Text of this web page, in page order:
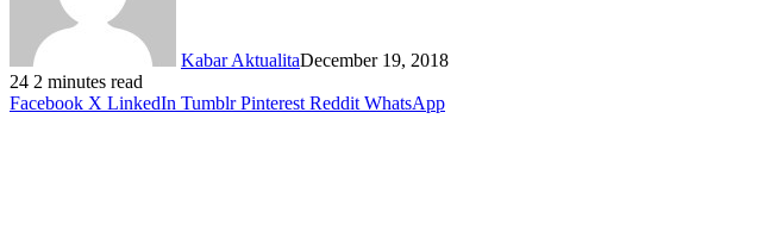
Kabar AktualitaDecember 19, 2018
24 2 minutes read
Facebook X LinkedIn Tumblr Pinterest Reddit WhatsApp